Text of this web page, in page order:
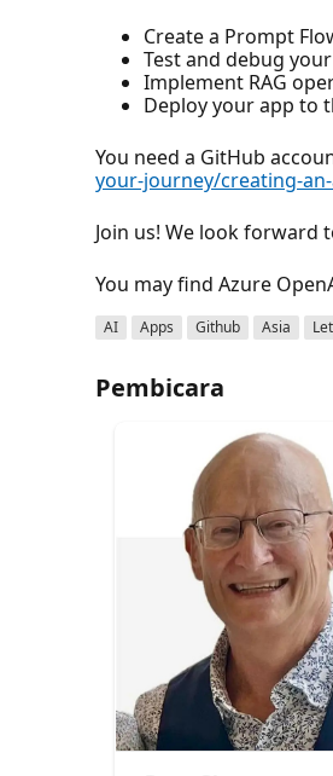
Create a Prompt
Test and debug
Implement RAG
Deploy your app to
You need a GitHub
your-journey/creating-
Join us! We look forward
You may find Azure
AI Apps Github Asia
Pembicara